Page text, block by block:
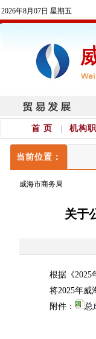
2026年8月07日 星期五
首 页 机构
当前位置：
威海市商务局
关于
根据《2025
将2025年威
附件：
总